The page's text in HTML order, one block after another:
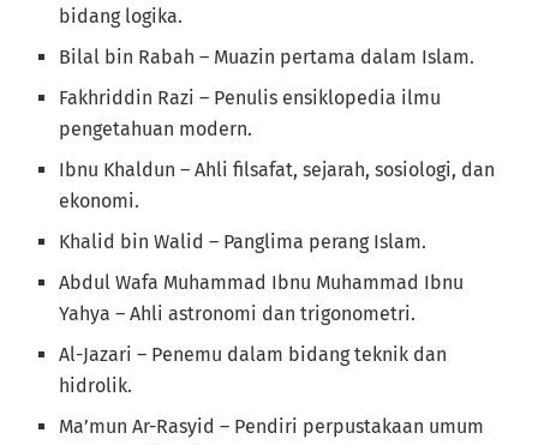
bidang logika.
Bilal bin Rabah – Muazin pertama dalam Islam.
Fakhriddin Razi – Penulis ensiklopedia ilmu
pengetahuan modern.
Ibnu Khaldun – Ahli filsafat, sejarah, sosiologi, dan
ekonomi.
Khalid bin Walid – Panglima perang Islam.
Abdul Wafa Muhammad Ibnu Muhammad Ibnu
Yahya – Ahli astronomi dan trigonometri.
Al-Jazari – Penemu dalam bidang teknik dan
hidrolik.
Ma’mun Ar-Rasyid – Pendiri perpustakaan umum